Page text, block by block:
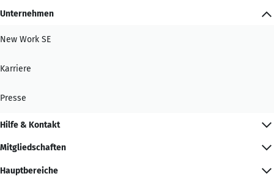
Unternehmen
New Work SE
Karriere
Presse
Hilfe & Kontakt
Mitgliedschaften
Hauptbereiche